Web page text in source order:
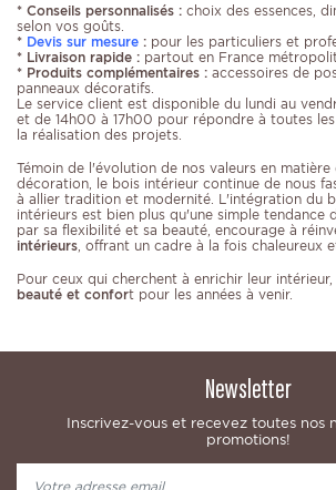
* Conseils personnalisés : choix des essences,
selon vos goûts.
* Devis sur mesure : pour les particuliers et
* Livraison rapide : partout en France
* Produits complémentaires : accessoires de
panneaux décoratifs.
Le service client est disponible du lundi au
et de 14h00 à 17h00 pour répondre à toutes
la réalisation des projets.
Témoin de l'évolution de nos valeurs en
décoration, le bois intérieur continue de nous
à allier tradition et modernité. L'intégration du
intérieurs est bien plus qu'une simple tendance
par sa flexibilité et sa beauté, encourage à
intérieurs , offrant un cadre à la fois chaleureux
Pour ceux qui cherchent à enrichir leur
beauté et confort pour les années à venir.
Newsletter
Inscrivez-vous et recevez toutes nos
promotions!